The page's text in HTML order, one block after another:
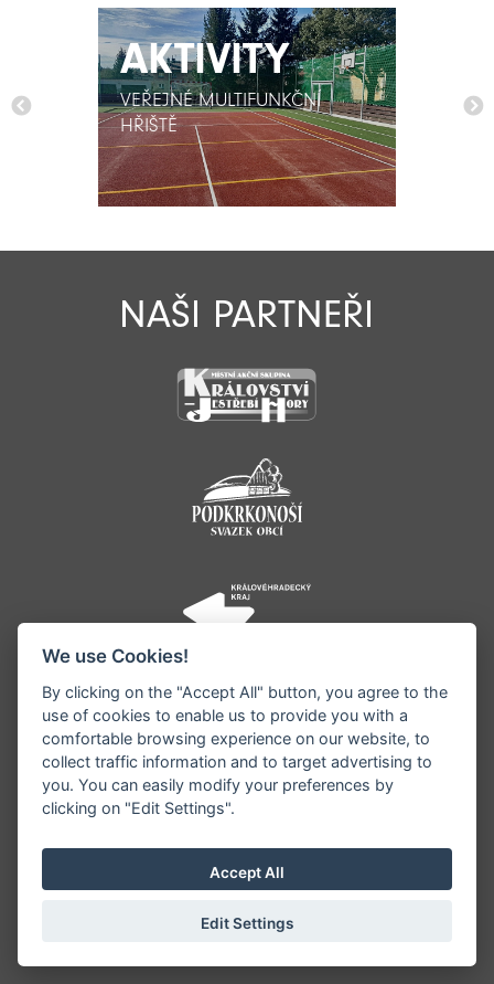
AKTIVITY
VEŘEJNÉ MULTIFUNKČNÍ
HŘIŠTĚ
AKTIVITY
VEŘEJNÉ MULTIFUNKČNÍ
HŘIŠTĚ
NAŠI PARTNEŘI
©1996 - 2026 Všechna práva vyhrazena serveru
zveřejňovaných informací a vyhrazuje si právo
Sekce pro starosty|Nastavení cookies
We use Cookies!
By clicking on the "Accept All" button, you agree to the
use of cookies to enable us to provide you with a
comfortable browsing experience on our website, to
collect traffic information and to target advertising to
you. You can easily modify your preferences by
clicking on "Edit Settings".
Accept All
Edit Settings